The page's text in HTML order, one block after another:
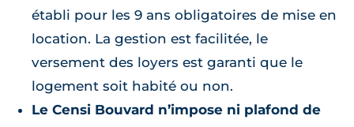
établi pour les 9 ans obligatoires de mise en
location. La gestion est facilitée, le
versement des loyers est garanti que le
logement soit habité ou non.
Le Censi Bouvard n’impose ni plafond de